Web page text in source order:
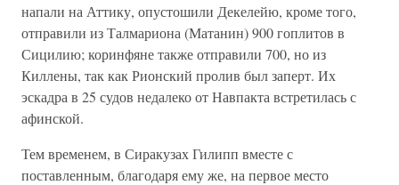
напали на Аттику, опустошили Декелейю, кроме того,
отправили из Талмариона (Матанин) 900 гоплитов в
Сицилию; коринфяне также отправили 700, но из
Киллены, так как Рионский пролив был заперт. Их
эскадра в 25 судов недалеко от Навпакта встретилась с
афинской.
Тем временем, в Сиракузах Гилипп вместе с
поставленным, благодаря ему же, на первое место